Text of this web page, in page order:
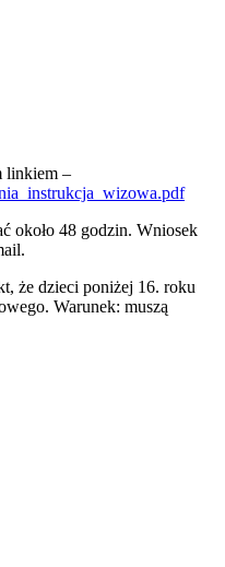
linkiem –
około 48 godzin. Wniosek
że dzieci poniżej 16. roku
Warunek: muszą